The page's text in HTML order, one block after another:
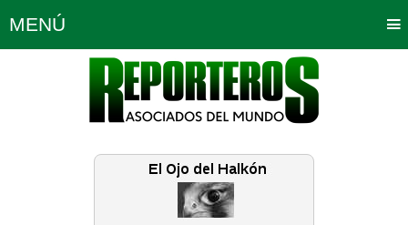
MENÚ
Política Opinión Bogotá
Planeta Tierra Deportes
Educación Neira